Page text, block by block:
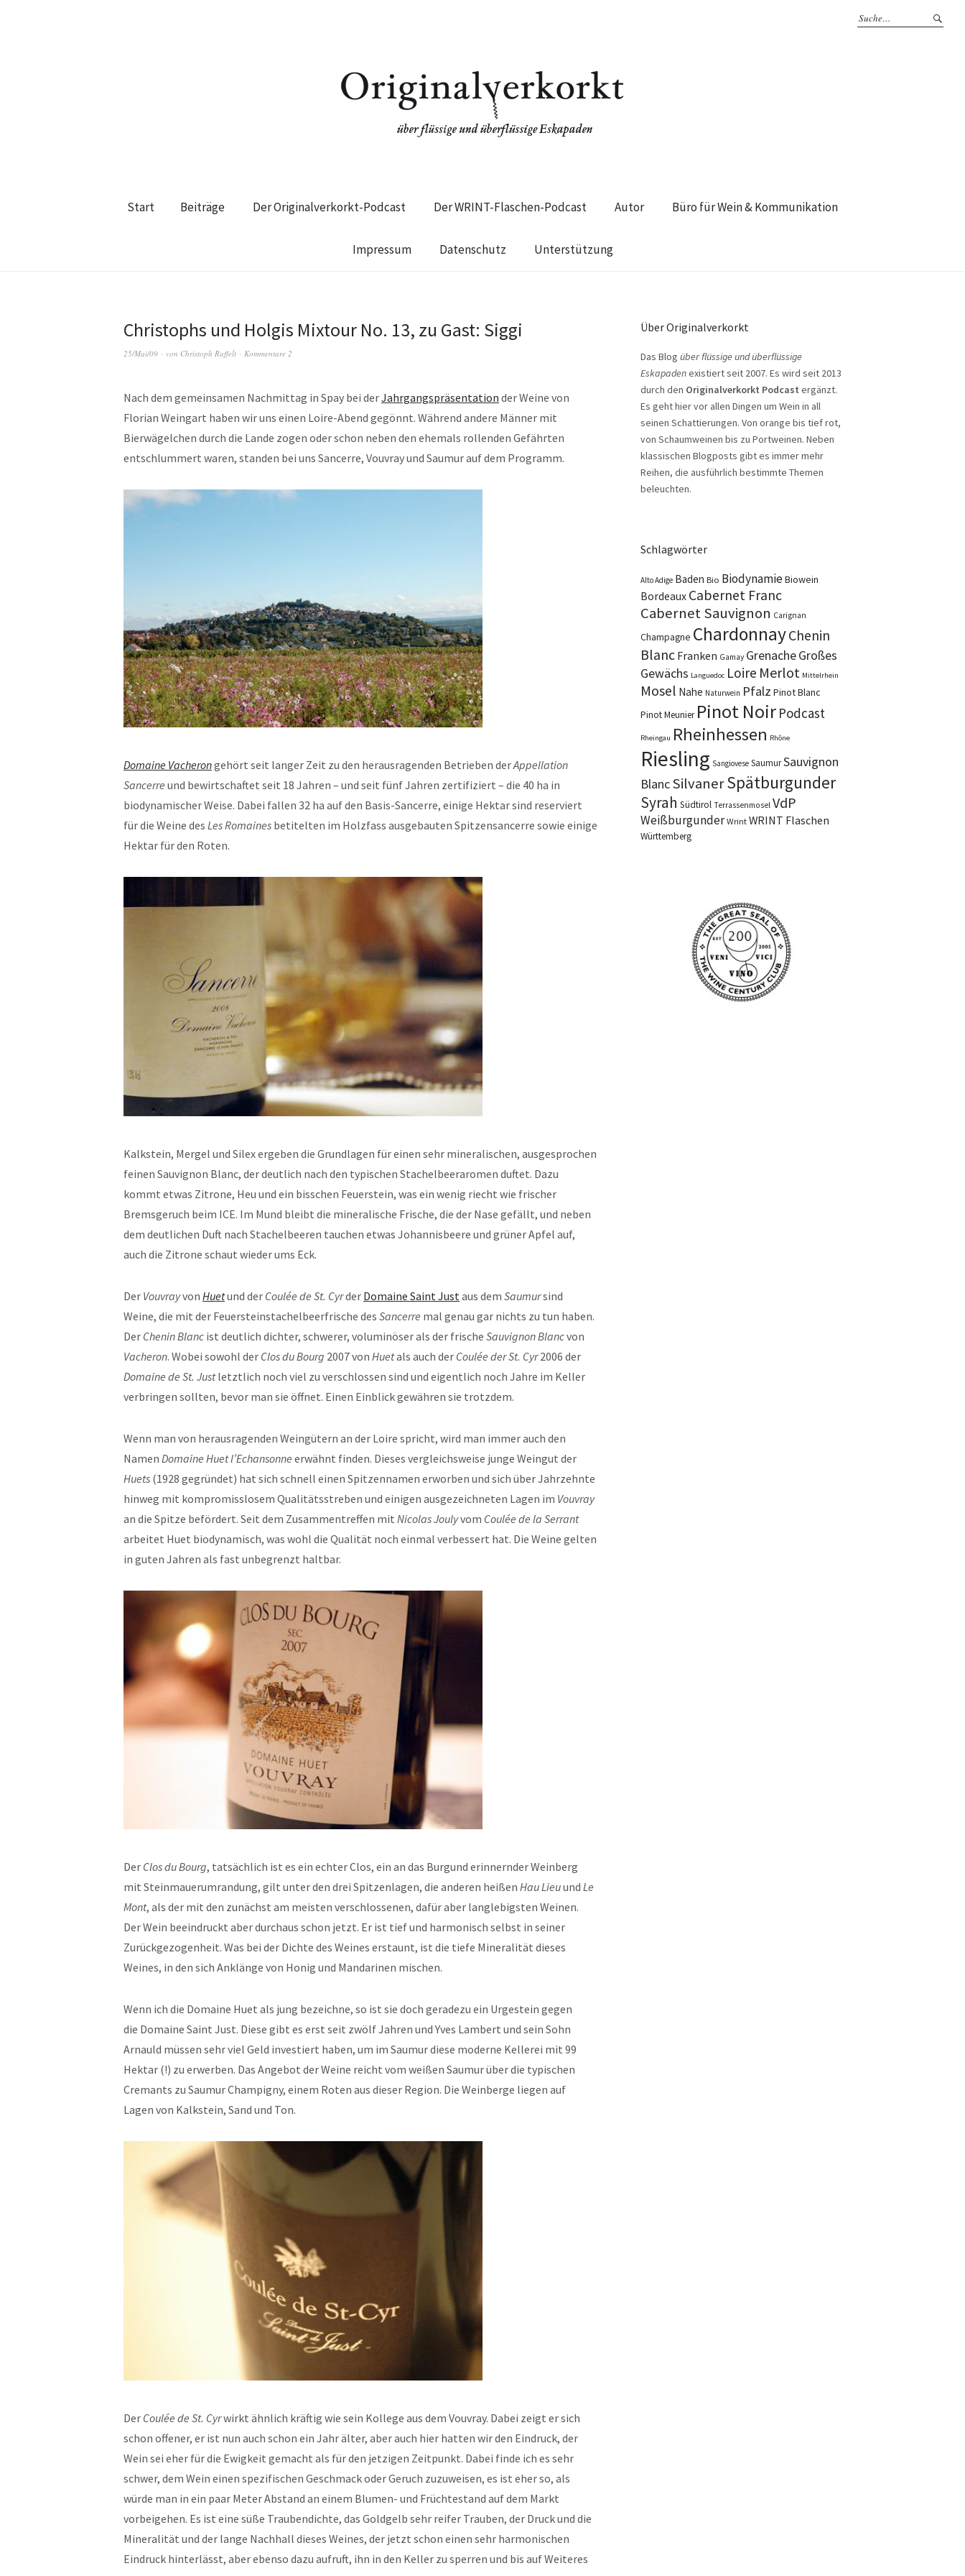
Start Beiträge Der Originalverkorkt-Podcast Der WRINT-Flaschen-Podcast Autor Büro für Wein & Kommunikation
Impressum Datenschutz Unterstützung
Christophs und Holgis Mixtour No. 13, zu Gast: Siggi
25/Mai/09 von Christoph Raffelt Kommentare 2
Nach dem gemeinsamen Nachmittag in Spay bei derJahrgangspräsentation der Weine von
Florian Weingart haben wir uns einen Loire-Abend gegönnt. Während andere Männer mit
Bierwägelchen durch die Lande zogen oder schon neben den ehemals rollenden Gefährten
entschlummert waren, standen bei uns Sancerre, Vouvray und Saumur auf dem Programm.
Domaine Vacherongehört seit langer Zeit zu den herausragenden Betrieben derAppellation
Sancerre und bewirtschaftet seit 18 Jahren – und seit fünf Jahren zertifiziert – die 40 ha in
biodynamischer Weise. Dabei fallen 32 ha auf den Basis-Sancerre, einige Hektar sind reserviert
für die Weine des Les Romaines betitelten im Holzfass ausgebauten Spitzensancerre sowie einige
Hektar für den Roten.
Kalkstein, Mergel und Silex ergeben die Grundlagen für einen sehr mineralischen, ausgesprochen
feinen Sauvignon Blanc, der deutlich nach den typischen Stachelbeeraromen duftet. Dazu
kommt etwas Zitrone, Heu und ein bisschen Feuerstein, was ein wenig riecht wie frischer
Bremsgeruch beim ICE. Im Mund bleibt die mineralische Frische, die der Nase gefällt, und neben
dem deutlichen Duft nach Stachelbeeren tauchen etwas Johannisbeere und grüner Apfel auf,
auch die Zitrone schaut wieder ums Eck.
Der Vouvrayvon Huetund der Coulée de St. Cyrder Domaine Saint Just aus dem Saumursind
Weine, die mit der Feuersteinstachelbeerfrische des Sancerre mal genau gar nichts zu tun haben.
Der Chenin Blanc ist deutlich dichter, schwerer, voluminöser als der frische Sauvignon Blancvon
Vacheron. Wobei sowohl der Clos du Bourg 2007 von Huetals auch der Coulée der St. Cyr2006 der
Domaine de St. Justletztlich noch viel zu verschlossen sind und eigentlich noch Jahre im Keller
verbringen sollten, bevor man sie öffnet. Einen Einblick gewähren sie trotzdem.
Wenn man von herausragenden Weingütern an der Loire spricht, wird man immer auch den
Namen Domaine Huet l’Echansonne erwähnt finden. Dieses vergleichsweise junge Weingut der
Huets (1928 gegründet) hat sich schnell einen Spitzennamen erworben und sich über Jahrzehnte
hinweg mit kompromisslosem Qualitätsstreben und einigen ausgezeichneten Lagen im Vouvray
an die Spitze befördert. Seit dem Zusammentreffen mit Nicolas Joulyvom Coulée de la Serrant
arbeitet Huet biodynamisch, was wohl die Qualität noch einmal verbessert hat. Die Weine gelten
in guten Jahren als fast unbegrenzt haltbar.
Der Clos du Bourg, tatsächlich ist es ein echter Clos, ein an das Burgund erinnernder Weinberg
mit Steinmauerumrandung, gilt unter den drei Spitzenlagen, die anderen heißen Hau Lieuund Le
Mont, als der mit den zunächst am meisten verschlossenen, dafür aber langlebigsten Weinen.
Der Wein beeindruckt aber durchaus schon jetzt. Er ist tief und harmonisch selbst in seiner
Zurückgezogenheit. Was bei der Dichte des Weines erstaunt, ist die tiefe Mineralität dieses
Weines, in den sich Anklänge von Honig und Mandarinen mischen.
Wenn ich die Domaine Huet als jung bezeichne, so ist sie doch geradezu ein Urgestein gegen
die Domaine Saint Just. Diese gibt es erst seit zwölf Jahren und Yves Lambert und sein Sohn
Arnauld müssen sehr viel Geld investiert haben, um im Saumur diese moderne Kellerei mit 99
Hektar (!) zu erwerben. Das Angebot der Weine reicht vom weißen Saumur über die typischen
Cremants zu Saumur Champigny, einem Roten aus dieser Region. Die Weinberge liegen auf
Lagen von Kalkstein, Sand und Ton.
Der Coulée de St. Cyrwirkt ähnlich kräftig wie sein Kollege aus dem Vouvray. Dabei zeigt er sich
schon offener, er ist nun auch schon ein Jahr älter, aber auch hier hatten wir den Eindruck, der
Wein sei eher für die Ewigkeit gemacht als für den jetzigen Zeitpunkt. Dabei finde ich es sehr
schwer, dem Wein einen spezifischen Geschmack oder Geruch zuzuweisen, es ist eher so, als
würde man in ein paar Meter Abstand an einem Blumen- und Früchtestand auf dem Markt
vorbeigehen. Es ist eine süße Traubendichte, das Goldgelb sehr reifer Trauben, der Druck und die
Mineralität und der lange Nachhall dieses Weines, der jetzt schon einen sehr harmonischen
Eindruck hinterlässt, aber ebenso dazu aufruft, ihn in den Keller zu sperren und bis auf Weiteres
Über Originalverkorkt
Das Blog über flüssige und überflüssige
Eskapadenexistiert seit 2007. Es wird seit 2013
durch den Originalverkorkt Podcast ergänzt.
Es geht hier vor allen Dingen um Wein in all
seinen Schattierungen. Von orange bis tief rot,
von Schaumweinen bis zu Portweinen. Neben
klassischen Blogposts gibt es immer mehr
Reihen, die ausführlich bestimmte Themen
beleuchten.
Schlagwörter
Alto Adige Baden Bio BiodynamieBiowein
Bordeaux Cabernet Franc
Cabernet Sauvignon Carignan
Champagne ChardonnayChenin
Blanc Franken Gamay GrenacheGroßes
Gewächs Languedoc Loire Merlot Mittelrhein
Mosel Nahe Naturwein Pfalz Pinot Blanc
Pinot Meunier Pinot Noir Podcast
Rheingau Rheinhessen Rhône
Riesling Sangiovese SaumurSauvignon
BlancSilvanerSpätburgunder
Syrah Südtirol Terrassenmosel VdP
Weißburgunder Wrint WRINT Flaschen
Württemberg